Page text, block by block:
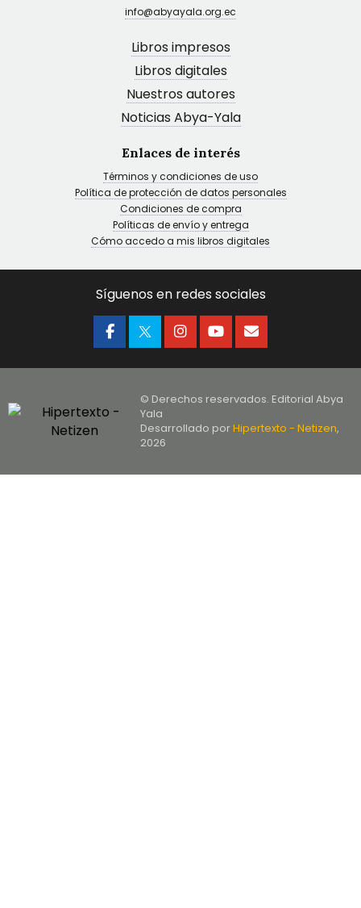
info@abyayala.org.ec
Libros impresos
Libros digitales
Nuestros autores
Noticias Abya-Yala
Enlaces de interés
Términos y condiciones de uso
Política de protección de datos personales
Condiciones de compra
Políticas de envío y entrega
Cómo accedo a mis libros digitales
Síguenos en redes sociales
© Derechos reservados. Editorial Abya
Yala
Desarrollado porHipertexto - Netizen,
2026